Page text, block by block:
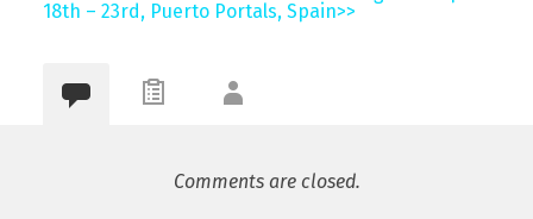
18th – 23rd, Puerto Portals, Spain>>
Comments are closed.